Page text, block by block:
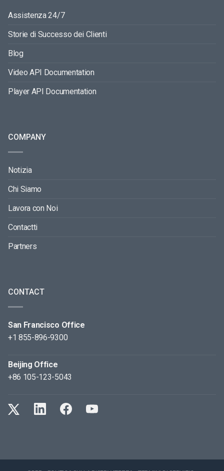
Assistenza 24/7
Storie di Successo dei Clienti
Blog
Video API Documentation
Player API Documentation
COMPANY
Notizia
Chi Siamo
Lavora con Noi
Contactti
Partners
CONTACT
San Francisco Office
+1 855-896-9300
Beijing Office
+86 105-123-5043